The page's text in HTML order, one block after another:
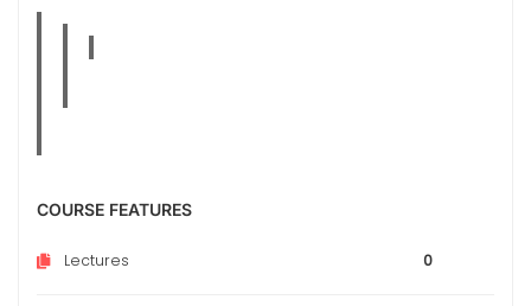
COURSE FEATURES
Lectures 0